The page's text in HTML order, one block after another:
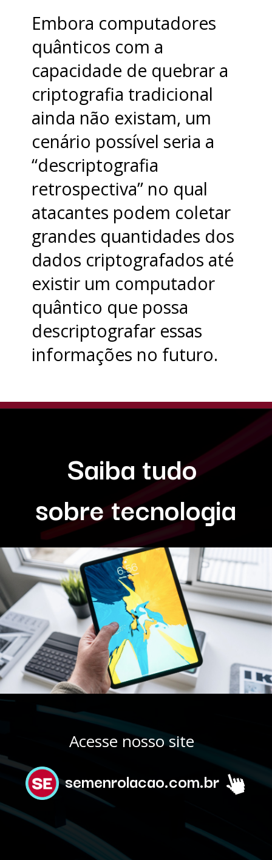
Embora computadores
quânticos com a
capacidade de quebrar a
criptografia tradicional
ainda não existam, um
cenário possível seria a
“descriptografia
retrospectiva” no qual
atacantes podem coletar
grandes quantidades dos
dados criptografados até
existir um computador
quântico que possa
descriptografar essas
informações no futuro.
Saiba tudo
sobre tecnologia
Acesse nosso site
semenrolacao.com.br